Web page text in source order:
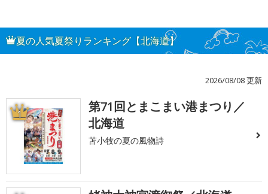
夏の人気夏祭りランキング【北海道】
2026/08/08 更新
1
第71回とまこまい港まつり／
北海道
苫小牧の夏の風物詩